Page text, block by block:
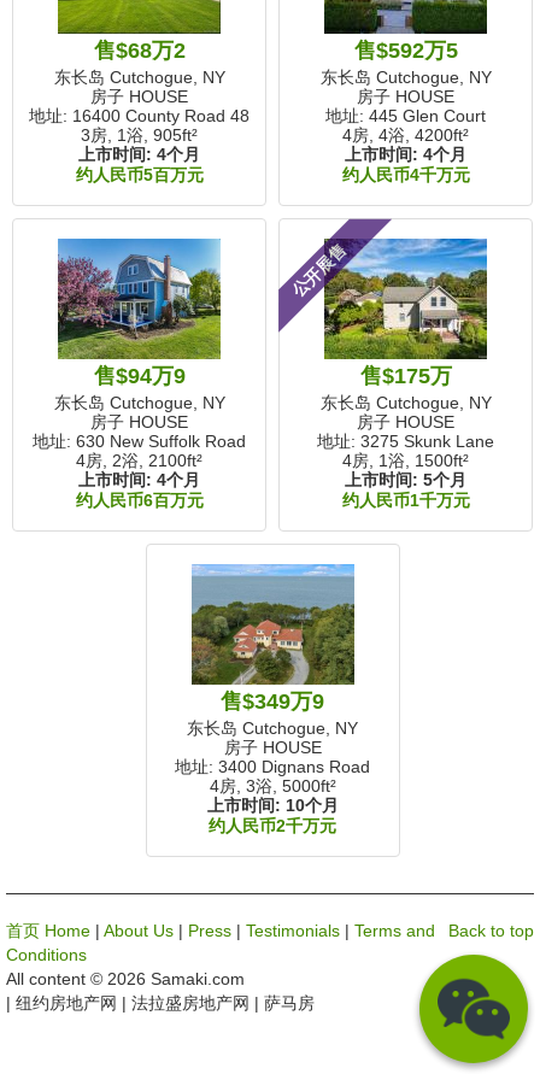
售$68万2
东长岛 Cutchogue, NY
房子 HOUSE
地址: 16400 County Road 48
3房, 1浴, 905ft²
上市时间: 4个月
约人民币5百万元
售$592万5
东长岛 Cutchogue, NY
房子 HOUSE
地址: 445 Glen Court
4房, 4浴, 4200ft²
上市时间: 4个月
约人民币4千万元
售$94万9
东长岛 Cutchogue, NY
房子 HOUSE
地址: 630 New Suffolk Road
4房, 2浴, 2100ft²
上市时间: 4个月
约人民币6百万元
公开展售
售$175万
东长岛 Cutchogue, NY
房子 HOUSE
地址: 3275 Skunk Lane
4房, 1浴, 1500ft²
上市时间: 5个月
约人民币1千万元
售$349万9
东长岛 Cutchogue, NY
房子 HOUSE
地址: 3400 Dignans Road
4房, 3浴, 5000ft²
上市时间: 10个月
约人民币2千万元
Back to top
首页 Home | About Us | Press | Testimonials | Terms and
Conditions
All content © 2026 Samaki.com
| 纽约房地产网 | 法拉盛房地产网 | 萨马房